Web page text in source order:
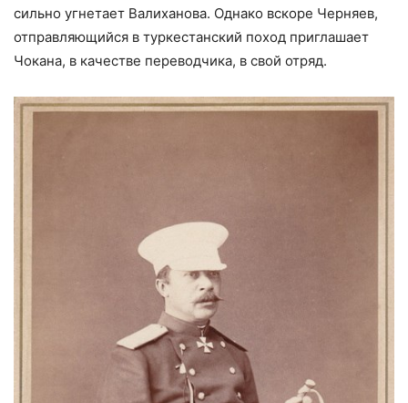
сильно угнетает Валиханова. Однако вскоре Черняев,
отправляющийся в туркестанский поход приглашает
Чокана, в качестве переводчика, в свой отряд.